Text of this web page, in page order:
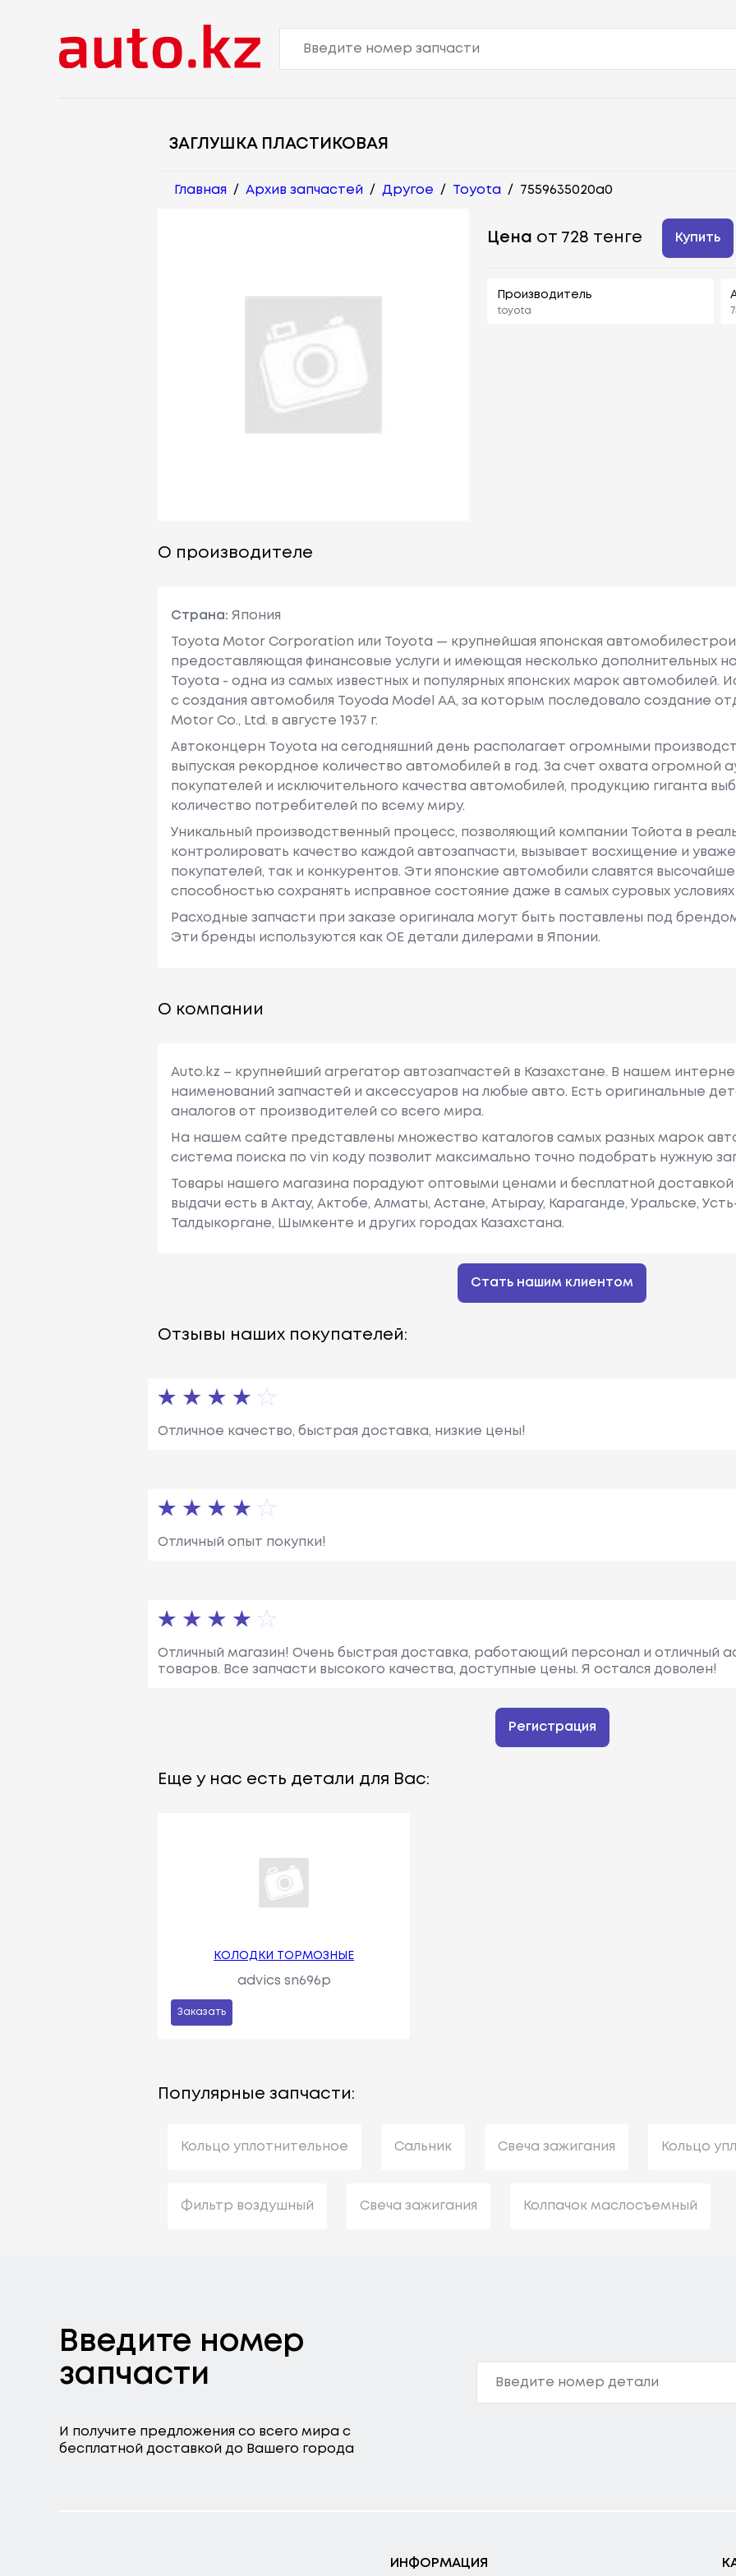
ЗАГЛУШКА ПЛАСТИКОВАЯ
Главная / Архив запчастей / Другое / Toyota / 7559635020a0
Цена от 728 тенге Купить
Производитель
toyota
О производителе
Страна: Япония
Toyota Motor Corporation или Toyota — крупнейшая японская
предоставляющая финансовые услуги и имеющая несколько дополнительных
Toyota - одна из самых известных и популярных японских марок автомобилей.
с создания автомобиля Toyoda Model AA, за которым последовало создание
Motor Co., Ltd. в августе 1937 г.
Автоконцерн Toyota на сегодняшний день располагает огромными
выпуская рекордное количество автомобилей в год. За счет охвата огромной
покупателей и исключительного качества автомобилей, продукцию гиганта
количество потребителей по всему миру.
Уникальный производственный процесс, позволяющий компании Тойота в
контролировать качество каждой автозапчасти, вызывает восхищение и
покупателей, так и конкурентов. Эти японские автомобили славятся
способностью сохранять исправное состояние даже в самых суровых условиях
Расходные запчасти при заказе оригинала могут быть поставлены под
Эти бренды используются как ОЕ детали дилерами в Японии.
О компании
Auto.kz – крупнейший агрегатор автозапчастей в Казахстане. В нашем
наименований запчастей и аксессуаров на любые авто. Есть оригинальные
аналогов от производителей со всего мира.
На нашем сайте представлены множество каталогов самых разных марок
система поиска по vin коду позволит максимально точно подобрать нужную
Товары нашего магазина порадуют оптовыми ценами и бесплатной доставкой
выдачи есть в Актау, Актобе, Алматы, Астане, Атырау, Караганде, Уральске,
Талдыкоргане, Шымкенте и других городах Казахстана.
Стать нашим клиентом
Отзывы наших покупателей:
Отличное качество, быстрая доставка, низкие цены!
Отличный опыт покупки!
Отличный магазин! Очень быстрая доставка, работающий персонал и отличный
товаров. Все запчасти высокого качества, доступные цены. Я остался доволен!
Регистрация
Еще у нас есть детали для Вас:
КОЛОДКИ ТОРМОЗНЫЕ
advics sn696p
Заказать
Популярные запчасти:
Кольцо уплотнительное Сальник Свеча зажигания Кольцо
Фильтр воздушный Свеча зажигания Колпачок маслосъемный
Введите номер
запчасти
И получите предложения со всего мира с
бесплатной доставкой до Вашего города
ИНФОРМАЦИЯ